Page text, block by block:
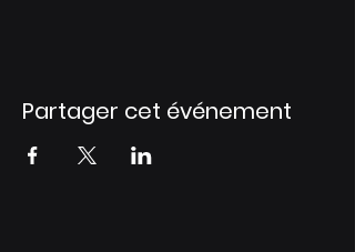
Partager cet événement